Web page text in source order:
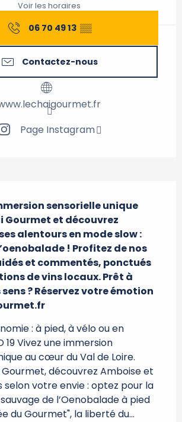
Voir les horaires
06 70 49 13 ▒▒
Contactez-nous
Page Instagram
sensorielle unique
Gourmet et découvrez
alentours en mode slow :
! Profitez de nos
et commentés, ponctués
de vins locaux. Prêt à
? Réservez votre émotion
: à pied, à vélo ou en
19 Vivez une immersion
au cœur du Val de Loire.
Gourmet, découvrez Amboise et
selon votre envie : optez pour la
de l’Oenobalade à pied
du Gourmet", la liberté du...